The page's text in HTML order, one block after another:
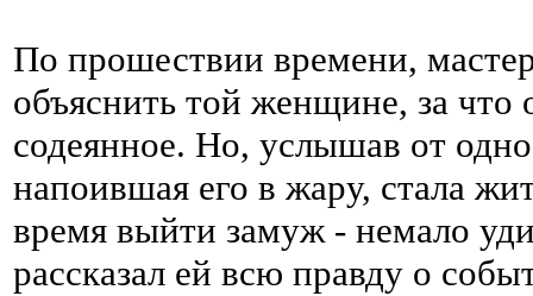
По прошествии времени,
объяснить той женщине, за что
содеянное. Но, услышав от
напоившая его в жару, стала
время выйти замуж - немало
рассказал ей всю правду о